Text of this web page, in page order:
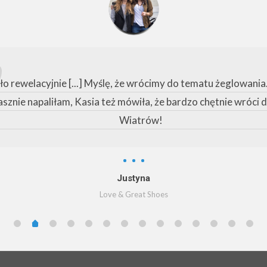
rewelacyjnie [...] Myślę, że wrócimy do tematu
napaliłam, Kasia też mówiła, że bardzo chętnie wróci
Wiatrów!
Justyna
Love & Great Shoes